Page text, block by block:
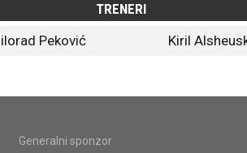
TRENERI
Peković
Kiril
Generalni sponzor